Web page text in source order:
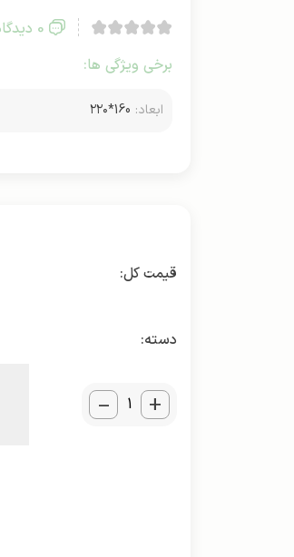
0 دیدگاه
برخی ویژگی ها:
ابعاد: 160*۲۲۰
دسته:
_ +